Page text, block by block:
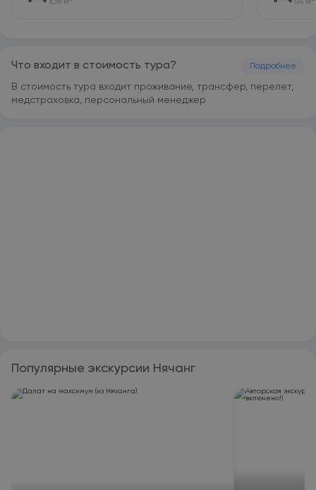
108 м 54 м
Что входит в стоимость тура? Подробнее
В стоимость тура входит проживание, трансфер, перелет,
медстраховка, персональный менеджер
Популярные экскурсии Нячанг